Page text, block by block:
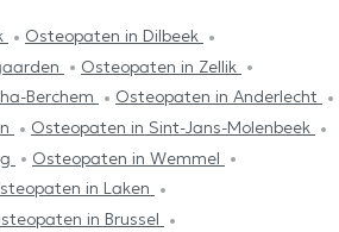
Osteopaten in Dilbeek
Osteopaten in Zellik
Berchem
Osteopaten in Anderlecht
Osteopaten in Sint-Jans-Molenbeek
Osteopaten in Wemmel
in Laken
in Brussel